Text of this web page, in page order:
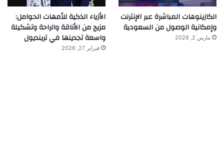
الكازينوهات المباشرة عبر الإنترنت
وإمكانية الوصول من السعودية
مارس 2, 2026
الأزياء الذكية للأمهات الحوامل:
مزيج من الأناقة والراحة وتشكيلة
واسعة تجدينها في ترينديول
فبراير 27, 2026